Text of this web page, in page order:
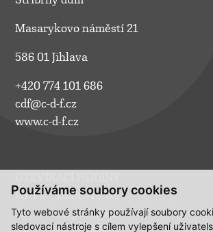
Používáme soubory cookies
Tyto webové stránky používají soubory
sledovací nástroje s cílem vylepšení
Masarykovo náměstí 21
586 01 Jihlava
+420 774 101 686
cdf@c-d-f.cz
www.c-d-f.cz
Po–Pá:
10.00–18.00
So:
na požádání